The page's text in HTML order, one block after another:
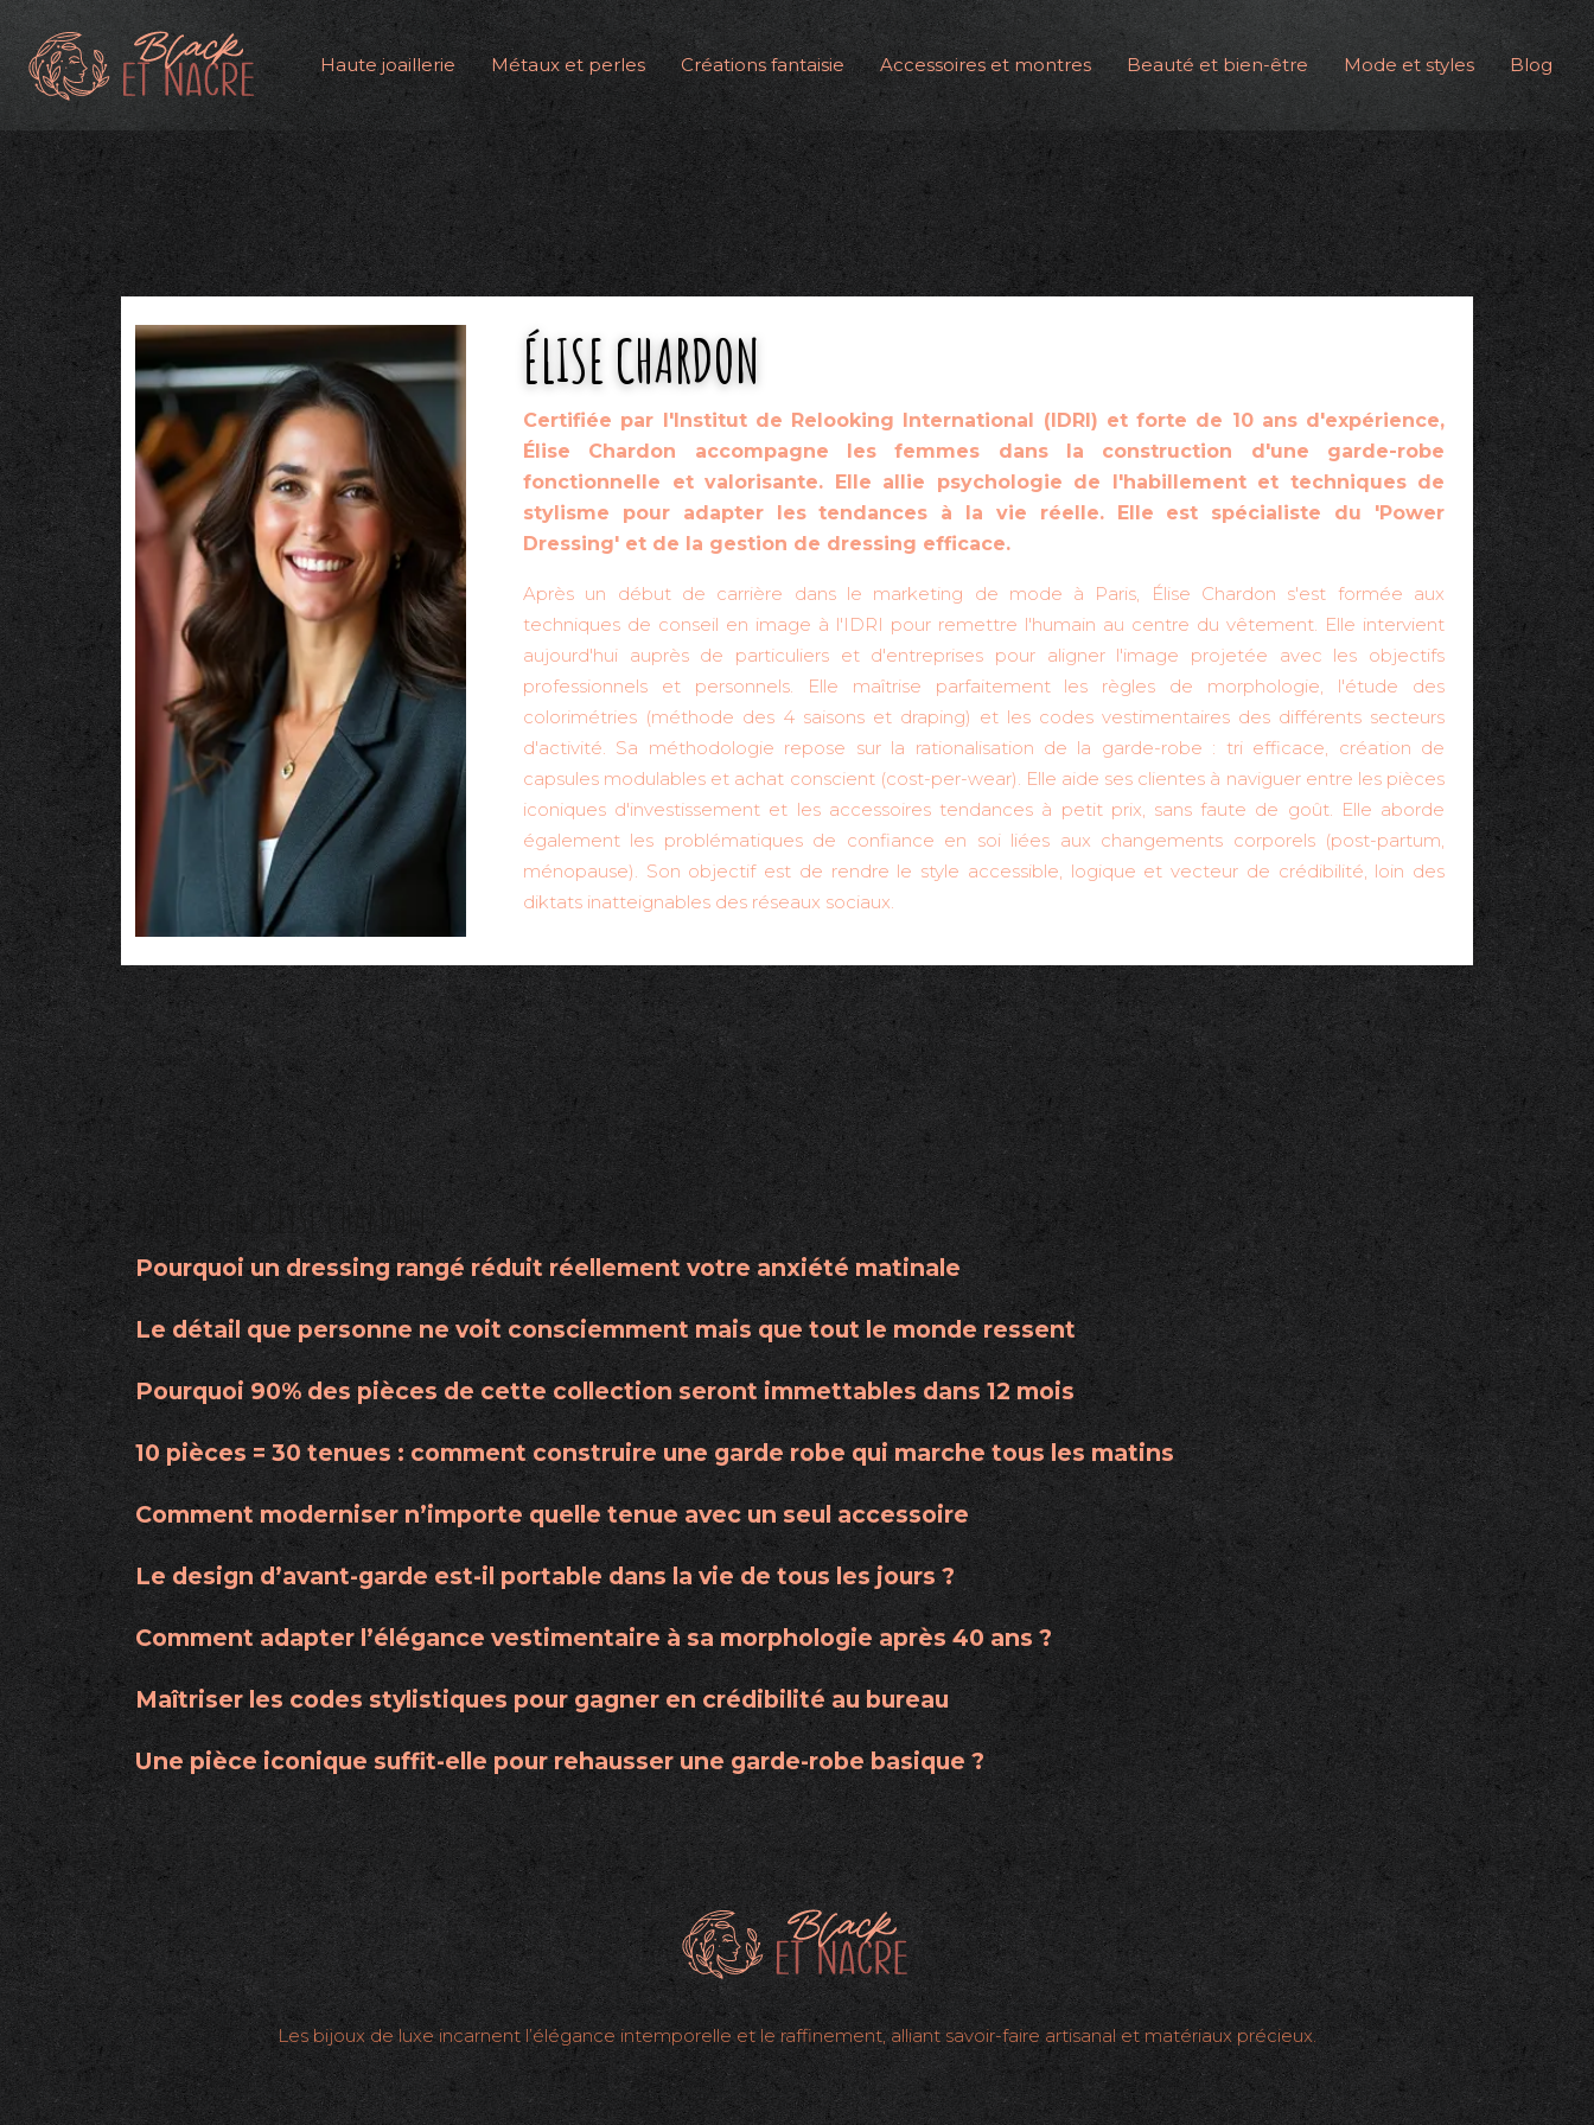
Haute joaillerie Métaux et perles Créations fantaisie Accessoires et montres Beauté et bien-être Mode et styles Blog
ÉLISE CHARDON
Certifiée par l'Institut de Relooking International (IDRI) et forte de 10 ans d'expérience,
Élise Chardon accompagne les femmes dans la construction d'une garde-robe
fonctionnelle et valorisante. Elle allie psychologie de l'habillement et techniques de
stylisme pour adapter les tendances à la vie réelle. Elle est spécialiste du 'Power
Dressing' et de la gestion de dressing efficace.
Après un début de carrière dans le marketing de mode à Paris, Élise Chardon s'est formée aux
techniques de conseil en image à l'IDRI pour remettre l'humain au centre du vêtement. Elle intervient
aujourd'hui auprès de particuliers et d'entreprises pour aligner l'image projetée avec les objectifs
professionnels et personnels. Elle maîtrise parfaitement les règles de morphologie, l'étude des
colorimétries (méthode des 4 saisons et draping) et les codes vestimentaires des différents secteurs
d'activité. Sa méthodologie repose sur la rationalisation de la garde-robe : tri efficace, création de
capsules modulables et achat conscient (cost-per-wear). Elle aide ses clientes à naviguer entre les pièces
iconiques d'investissement et les accessoires tendances à petit prix, sans faute de goût. Elle aborde
également les problématiques de confiance en soi liées aux changements corporels (post-partum,
ménopause). Son objectif est de rendre le style accessible, logique et vecteur de crédibilité, loin des
diktats inatteignables des réseaux sociaux.
Articles de Élise Chardon:
Pourquoi un dressing rangé réduit réellement votre anxiété matinale
Le détail que personne ne voit consciemment mais que tout le monde ressent
Pourquoi 90% des pièces de cette collection seront immettables dans 12 mois
10 pièces = 30 tenues : comment construire une garde robe qui marche tous les matins
Comment moderniser n’importe quelle tenue avec un seul accessoire
Le design d’avant-garde est-il portable dans la vie de tous les jours ?
Comment adapter l’élégance vestimentaire à sa morphologie après 40 ans ?
Maîtriser les codes stylistiques pour gagner en crédibilité au bureau
Une pièce iconique suffit-elle pour rehausser une garde-robe basique ?
Les bijoux de luxe incarnent l’élégance intemporelle et le raffinement, alliant savoir-faire artisanal et matériaux précieux.